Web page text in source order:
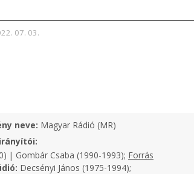
07. 03.
neve: Magyar Rádió (MR)
| Gombár Csaba (1990-1993); Forrás
Decsényi János (1975-1994);